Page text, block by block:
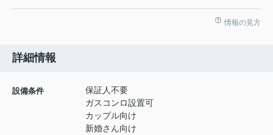
情報の見方
詳細情報
設備条件
保証人不要
ガスコンロ設置可
カップル向け
新婚さん向け